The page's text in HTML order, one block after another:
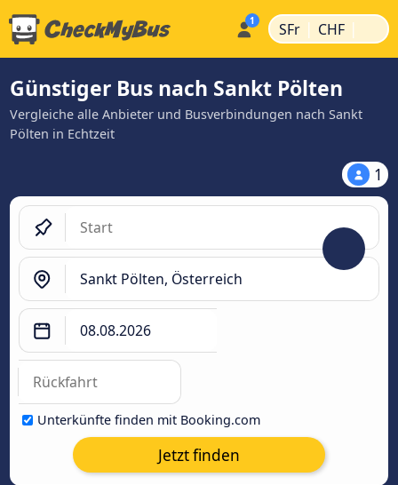
SFr | CHF |
Günstiger Bus nach Sankt Pölten
Vergleiche alle Anbieter und Busverbindungen nach Sankt
Pölten in Echtzeit
1
Unterkünfte finden mit Booking.com
Jetzt finden